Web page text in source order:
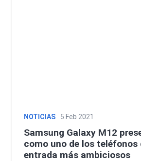
NOTICIAS 5 Feb 2021
Samsung Galaxy M12
como uno de los teléfonos
entrada más ambiciosos